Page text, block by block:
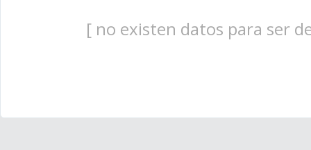
[ no existen datos para ser